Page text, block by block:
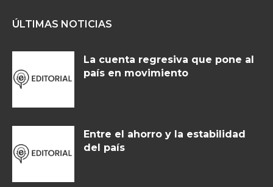
ÚLTIMAS NOTICIAS
La cuenta regresiva que pone al
país en movimiento
Entre el ahorro y la estabilidad
del país